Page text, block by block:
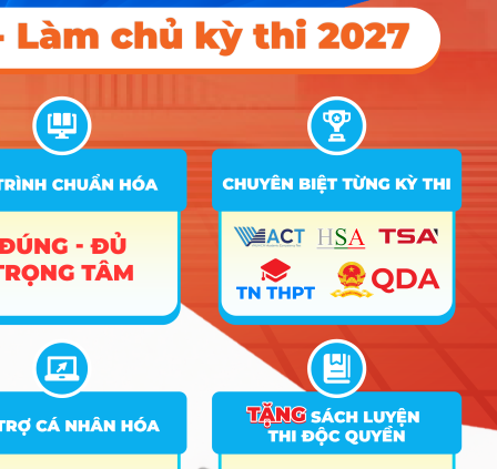
9
Công
7340120 DGNLHCM
Đại học
Kinh Tế
– Luật
– Đại
Học
Quốc
Gia
TPHCM
DGNLHCM
Hướng nghiệp